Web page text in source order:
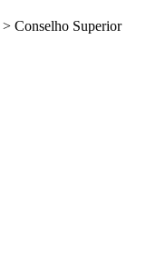
> Conselho Superior